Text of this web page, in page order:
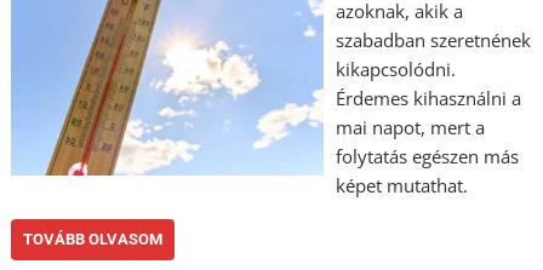
azoknak, akik a
szabadban szeretnének
kikapcsolódni.
Érdemes kihasználni a
mai napot, mert a
folytatás egészen más
képet mutathat.
TOVÁBB OLVASOM